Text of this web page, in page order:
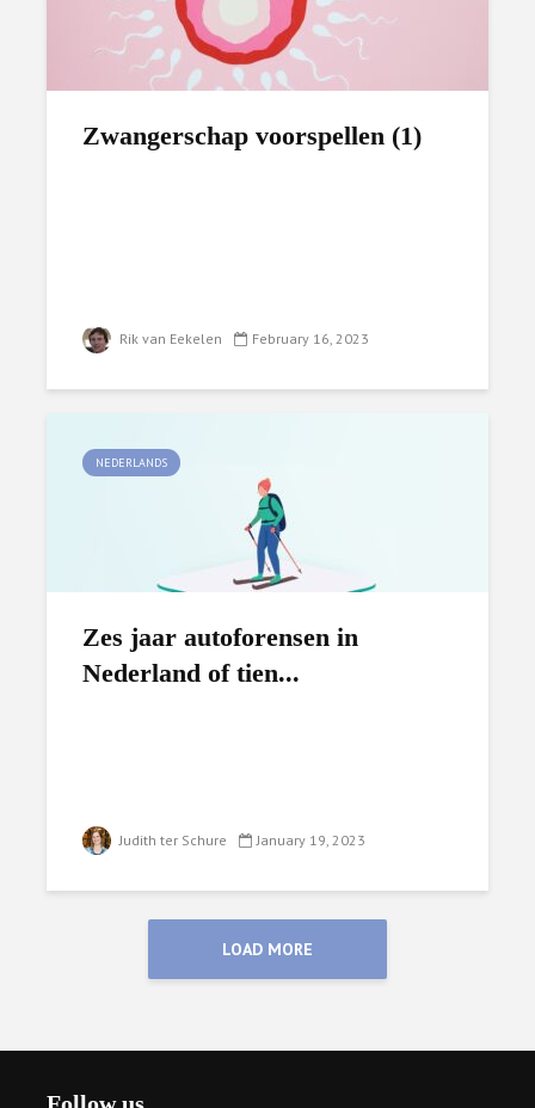
Zwangerschap voorspellen (1)
Rik van Eekelen February 16, 2023
NEDERLANDS
Zes jaar autoforensen in
Nederland of tien...
Judith ter Schure January 19, 2023
LOAD MORE